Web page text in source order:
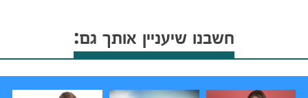
חשבנו שיעניין אותך גם: